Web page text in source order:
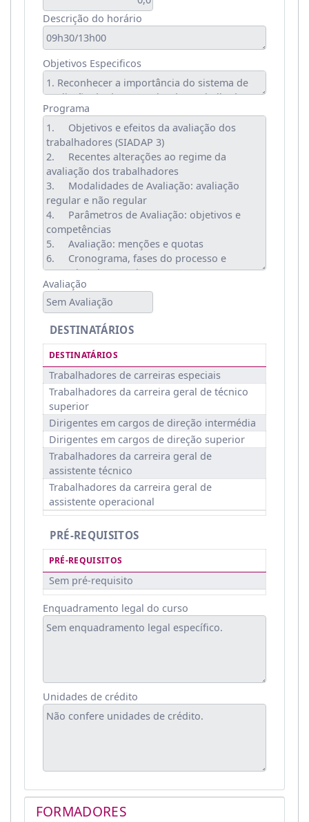
Descrição do horário
Objetivos Especificos
Programa
Avaliação
Sem Avaliação
DESTINATÁRIOS
DESTINATÁRIOS
Trabalhadores de carreiras especiais
Trabalhadores da carreira geral de técnico
superior
Dirigentes em cargos de direção intermédia
Dirigentes em cargos de direção superior
Trabalhadores da carreira geral de
assistente técnico
Trabalhadores da carreira geral de
assistente operacional
PRÉ-REQUISITOS
PRÉ-REQUISITOS
Sem pré-requisito
Enquadramento legal do curso
Unidades de crédito
FORMADORES